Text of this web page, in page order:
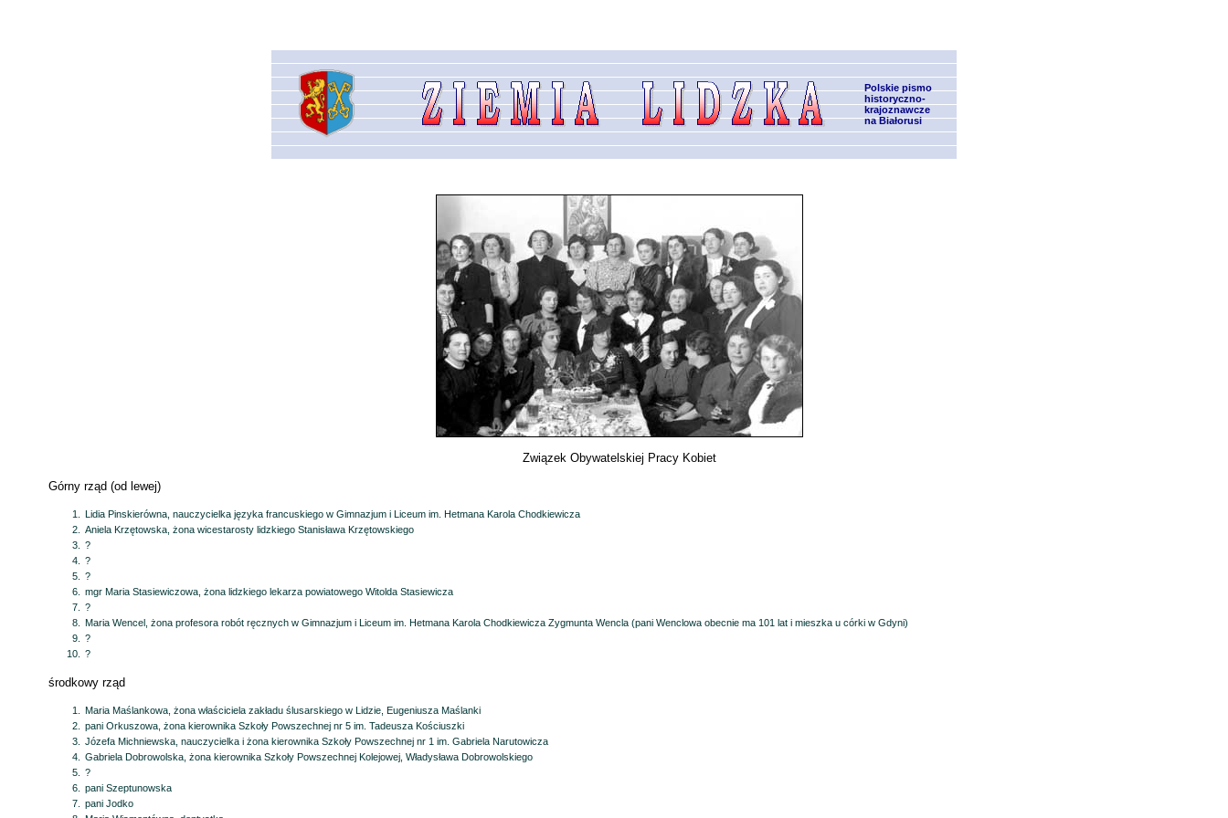
Polskie pismo
historyczno-
krajoznawcze
na Białorusi
Związek Obywatelskiej Pracy Kobiet
Górny rząd (od lewej)
Lidia Pinskierówna, nauczycielka języka francuskiego w Gimnazjum i Liceum im. Hetmana Karola Chodkiewicza
Aniela Krzętowska, żona wicestarosty lidzkiego Stanisława Krzętowskiego
?
?
?
mgr Maria Stasiewiczowa, żona lidzkiego lekarza powiatowego Witolda Stasiewicza
?
Maria Wencel, żona profesora robót ręcznych w Gimnazjum i Liceum im. Hetmana Karola Chodkiewicza Zygmunta Wencla (pani Wenclowa obecnie ma 101 lat i mieszka u córki w Gdyni)
?
?
środkowy rząd
Maria Maślankowa, żona właściciela zakładu ślusarskiego w Lidzie, Eugeniusza Maślanki
pani Orkuszowa, żona kierownika Szkoły Powszechnej nr 5 im. Tadeusza Kościuszki
Józefa Michniewska, nauczycielka i żona kierownika Szkoły Powszechnej nr 1 im. Gabriela Narutowicza
Gabriela Dobrowolska, żona kierownika Szkoły Powszechnej Kolejowej, Władysława Dobrowolskiego
?
pani Szeptunowska
pani Jodko